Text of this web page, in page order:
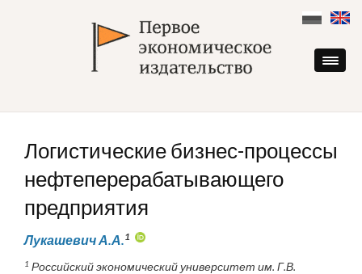
content
Логистические бизнес-процессы
нефтеперерабатывающего
предприятия
Лукашевич А.А.1
1 Российский экономический университет им. Г.В.